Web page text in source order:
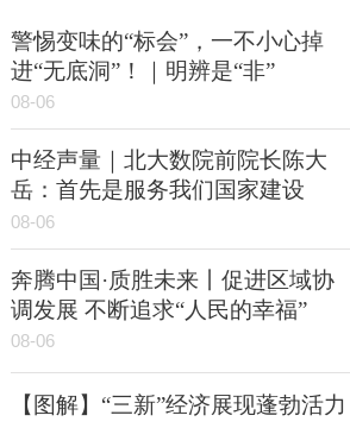
警惕变味的“标会”，一不小心掉
进“无底洞”！｜明辨是“非”
08-06
中经声量｜北大数院前院长陈大
岳：首先是服务我们国家建设
08-06
奔腾中国·质胜未来丨促进区域协
调发展 不断追求“人民的幸福”
08-06
【图解】“三新”经济展现蓬勃活力